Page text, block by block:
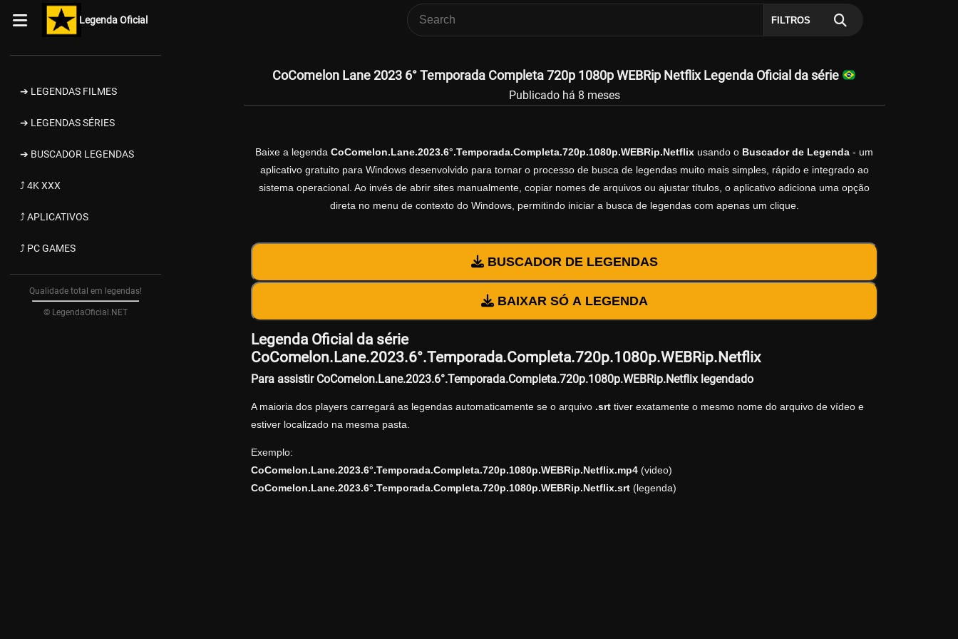
Legenda Oficial FILTROS
➔ LEGENDAS FILMES
➔ LEGENDAS SÉRIES
➔ BUSCADOR LEGENDAS
⤴ 4K XXX
⤴ APLICATIVOS
⤴ PC GAMES
Qualidade total em legendas!
© LegendaOficial.NET
CoComelon Lane 2023 6° Temporada Completa 720p 1080p WEBRip Netflix Legenda Oficial da série
Publicado há 8 meses
Baixe a legenda CoComelon.Lane.2023.6°.Temporada.Completa.720p.1080p.WEBRip.Netflix usando o Buscador de Legenda - um
aplicativo gratuito para Windows desenvolvido para tornar o processo de busca de legendas muito mais simples, rápido e integrado ao
sistema operacional. Ao invés de abrir sites manualmente, copiar nomes de arquivos ou ajustar títulos, o aplicativo adiciona uma opção
direta no menu de contexto do Windows, permitindo iniciar a busca de legendas com apenas um clique.
BUSCADOR DE LEGENDAS
BAIXAR SÓ A LEGENDA
Legenda Oficial da série
CoComelon.Lane.2023.6°.Temporada.Completa.720p.1080p.WEBRip.Netflix
Para assistir CoComelon.Lane.2023.6°.Temporada.Completa.720p.1080p.WEBRip.Netflix legendado
A maioria dos players carregará as legendas automaticamente se o arquivo .srttiver exatamente o mesmo nome do arquivo de vídeo e
estiver localizado na mesma pasta.
Exemplo:
CoComelon.Lane.2023.6°.Temporada.Completa.720p.1080p.WEBRip.Netflix.mp4(video)
CoComelon.Lane.2023.6°.Temporada.Completa.720p.1080p.WEBRip.Netflix.srt(legenda)